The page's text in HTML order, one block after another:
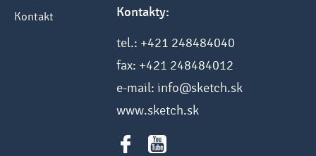
Kontakt
Kontakty:
tel.: +421 248484040
fax: +421 248484012
e-mail: info@sketch.sk
www.sketch.sk